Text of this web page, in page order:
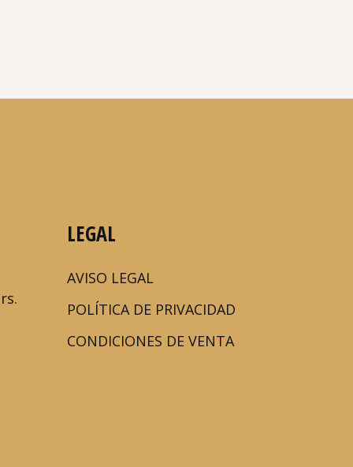
LEGAL
AVISO LEGAL
POLÍTICA DE PRIVACIDAD
CONDICIONES DE VENTA